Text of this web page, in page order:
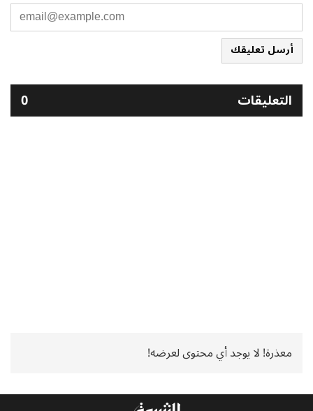
أرسل تعليقك
التعليقات 0
معذرة! لا يوجد أي محتوى لعرضه!